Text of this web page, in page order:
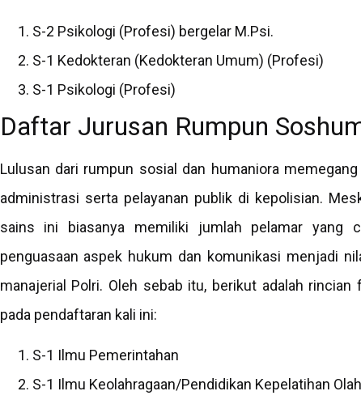
S-2 Psikologi (Profesi) bergelar M.Psi.
S-1 Kedokteran (Kedokteran Umum) (Profesi)
S-1 Psikologi (Profesi)
Daftar Jurusan Rumpun
Lulusan dari rumpun sosial dan humaniora
administrasi serta pelayanan publik di kepolisian.
sains ini biasanya memiliki jumlah pelamar yang
penguasaan aspek hukum dan komunikasi menjadi
manajerial Polri. Oleh sebab itu, berikut adalah
pada pendaftaran kali ini:
S-1 Ilmu Pemerintahan
S-1 Ilmu Keolahragaan/Pendidikan Kepelatihan